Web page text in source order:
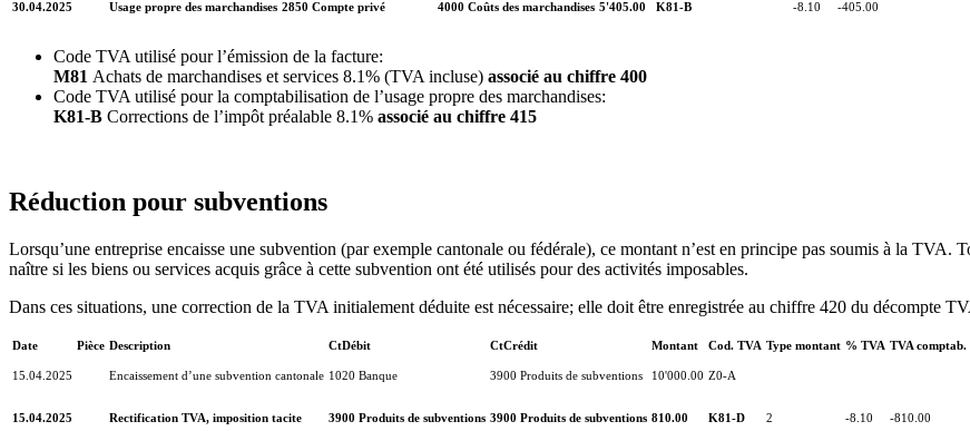
30.04.2025 Usage propre des marchandises 2850 Compte privé 4000 Coûts des marchandises 5'405.00 K81-B -8.10 -405.00
Code TVA utilisé pour l’émission de la facture:
M81 Achats de marchandises et services 8.1% (TVA incluse) associé au chiffre 400
Code TVA utilisé pour la comptabilisation de l’usage propre des marchandises:
K81-B Corrections de l’impôt préalable 8.1% associé au chiffre 415
Réduction pour subventions
Lorsqu’une entreprise encaisse une subvention (par exemple cantonale ou fédérale), ce montant n’est en principe pas soumis à la TVA.
naître si les biens ou services acquis grâce à cette subvention ont été utilisés pour des activités imposables.
Dans ces situations, une correction de la TVA initialement déduite est nécessaire; elle doit être enregistrée au chiffre 420 du décompte
Date Pièce Description CtDébit CtCrédit Montant Cod. TVA Type montant % TVA TVA comptab.
15.04.2025 Encaissement d’une subvention cantonale 1020 Banque 3900 Produits de subventions 10'000.00 Z0-A
15.04.2025 Rectification TVA, imposition tacite 3900 Produits de subventions 3900 Produits de subventions 810.00 K81-D 2 -8.10 -810.00